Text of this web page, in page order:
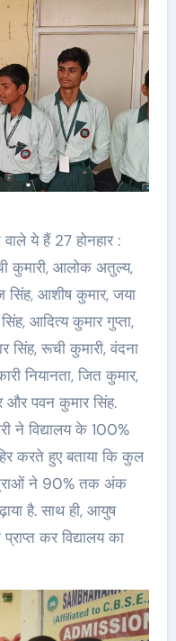
ये हैं 27 होनहार :
कुमारी, आलोक अतुल्य,
सिंह, आशीष कुमार, जया
आदित्य कुमार गुप्ता,
सिंह, रूची कुमारी, वंदना
नियानता, जित कुमार,
और पवन कुमार सिंह.
ने विद्यालय के 100%
करते हुए बताया कि कुल
ने 90% तक अंक
है. साथ ही, आयुष
कर विद्यालय का